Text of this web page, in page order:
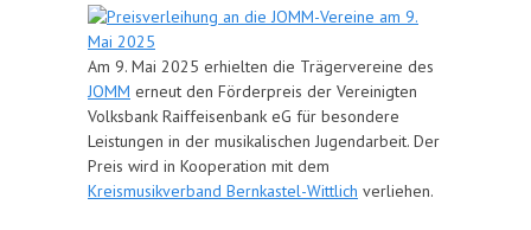
Am 9. Mai 2025 erhielten die Trägervereine des
JOMM erneut den Förderpreis der Vereinigten
Volksbank Raiffeisenbank eG für besondere
Leistungen in der musikalischen Jugendarbeit. Der
Preis wird in Kooperation mit dem
Kreismusikverband Bernkastel-Wittlich verliehen.